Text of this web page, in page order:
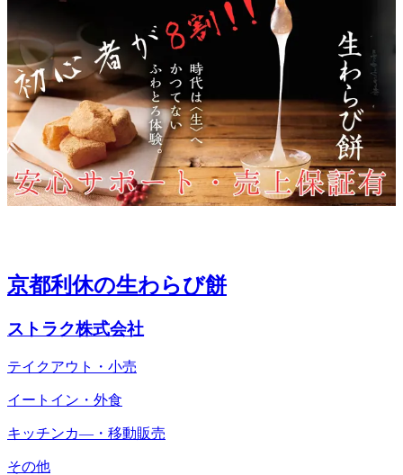
京都利休の生わらび餅
ストラク株式会社
テイクアウト・小売
イートイン・外食
キッチンカ―・移動販売
その他